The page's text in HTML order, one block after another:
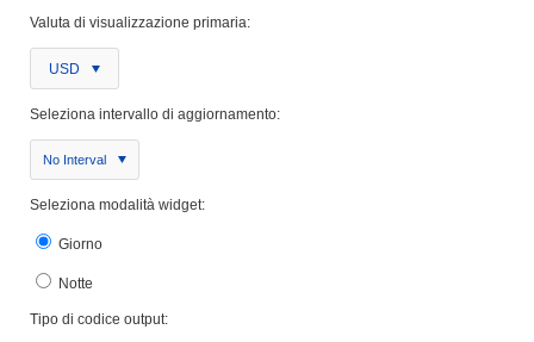
Valuta di visualizzazione primaria:
USD
Seleziona intervallo di aggiornamento:
No Interval
Seleziona modalità widget:
Giorno
Notte
Tipo di codice output: